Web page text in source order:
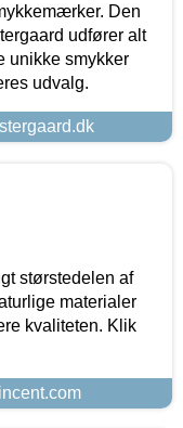
Den
udfører alt
unikke smykker
udvalg.
størstedelen af
materialer
kvaliteten. Klik